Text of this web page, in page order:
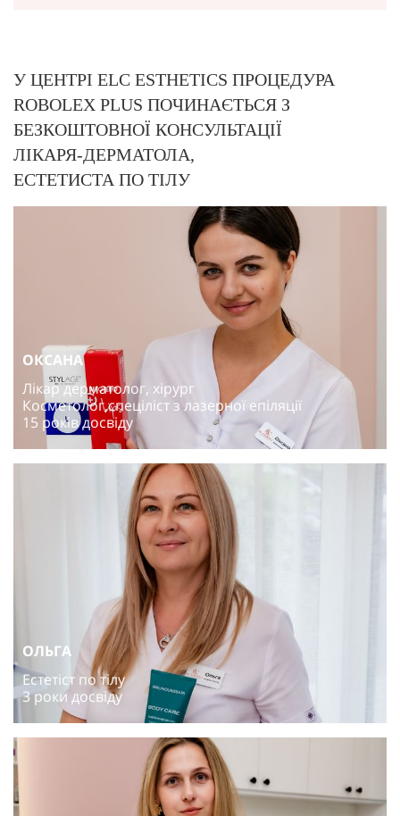
У ЦЕНТРІ ELC ESTHETICS ПРОЦЕДУРА
ROBOLEX PLUS ПОЧИНАЄТЬСЯ З
БЕЗКОШТОВНОЇ КОНСУЛЬТАЦІЇ
ЛІКАРЯ-ДЕРМАТОЛА,
ЕСТЕТИСТА ПО ТІЛУ
ОКСАНА
Лікар дерматолог, хірург
Косметолог,спеціліст з лазерної епіляції
15 років досвіду
ОЛЬГА
Естетіст по тілу
3 роки досвіду